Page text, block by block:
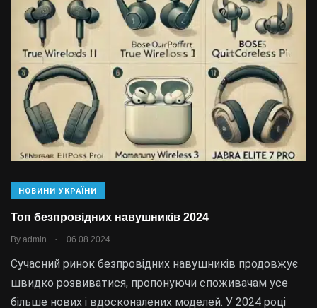
НОВИНИ УКРАЇНИ
Топ безпровідних навушників 2024
By admin . 06.08.2024
Сучасний ринок безпровідних навушників продовжує
швидко розвиватися, пропонуючи споживачам усе
більше нових і вдосконалених моделей. У 2024 році